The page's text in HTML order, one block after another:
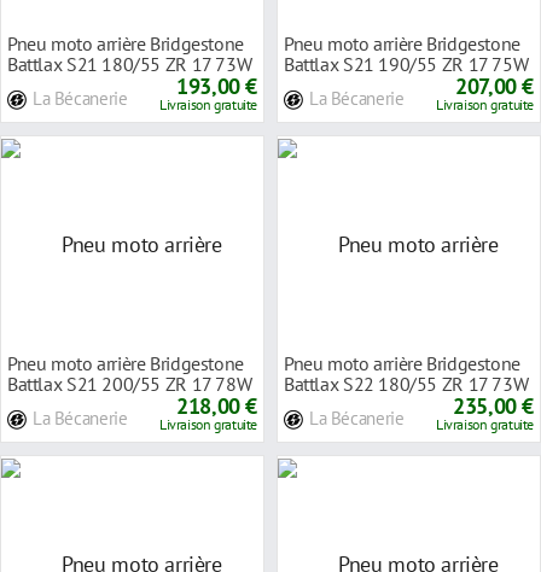
Pneu moto arrière Bridgestone
Battlax S21 180/55 ZR 17 73W
La Bécanerie 193,00 €
Livraison gratuite
Pneu moto arrière Bridgestone
Battlax S21 190/55 ZR 17 75W
La Bécanerie 207,00 €
Livraison gratuite
Pneu moto arrière Bridgestone
Battlax S21 200/55 ZR 17 78W
La Bécanerie 218,00 €
Livraison gratuite
Pneu moto arrière Bridgestone
Battlax S22 180/55 ZR 17 73W
La Bécanerie 235,00 €
Livraison gratuite